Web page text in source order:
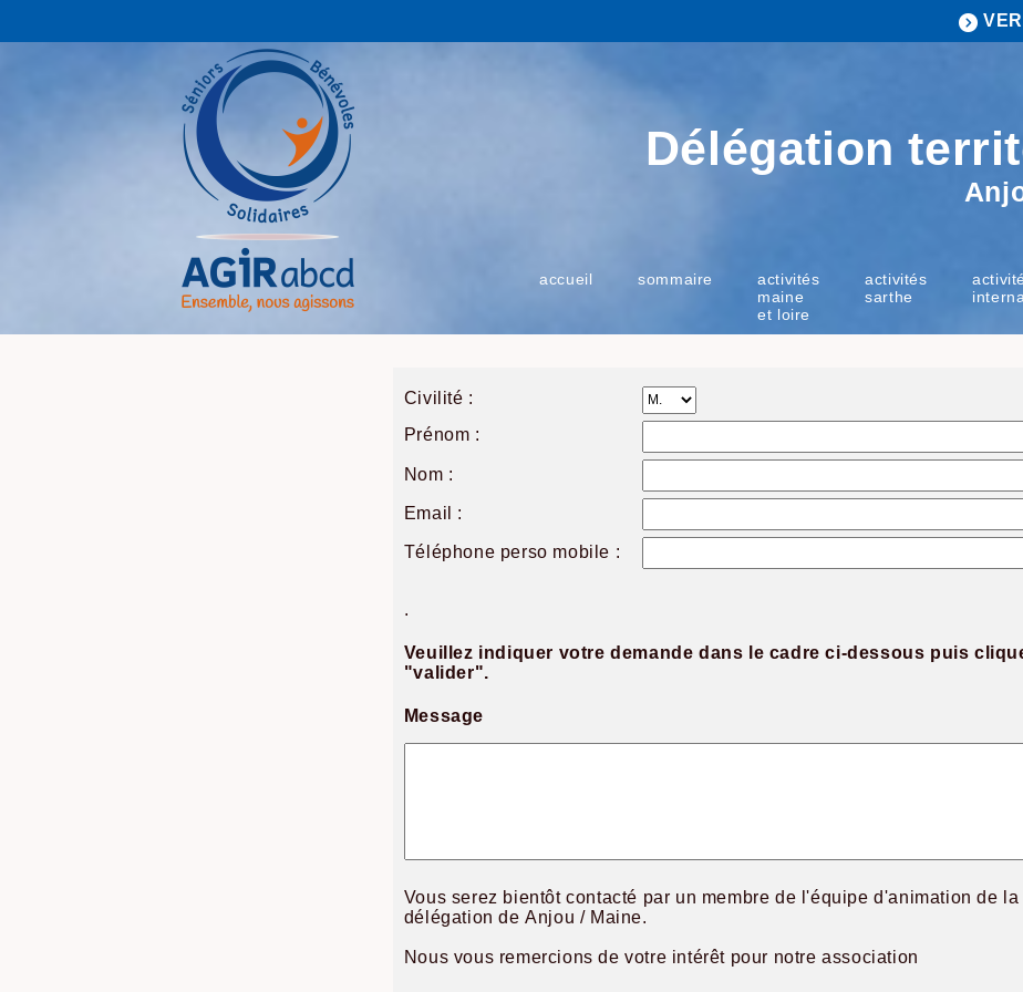
Délégation
accueil sommaire
activités
maine
et loire
activités
sarthe
Civilité :
Prénom :
Nom :
Email :
Téléphone perso mobile :
.
Veuillez indiquer votre demande dans le cadre ci-dessous puis
"valider".
Message
Vous serez bientôt contacté par un membre de l'équipe d'animation de la
délégation de Anjou / Maine.
Nous vous remercions de votre intérêt pour notre association